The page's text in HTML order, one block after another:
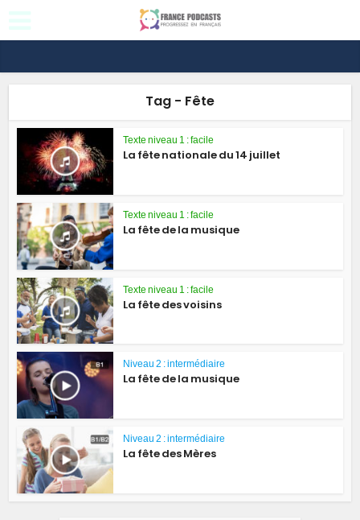
Tag - Fête
Texte niveau 1 : facile
La fête nationale du 14 juillet
Texte niveau 1 : facile
La fête de la musique
Texte niveau 1 : facile
La fête des voisins
Niveau 2 : intermédiaire
La fête de la musique
Niveau 2 : intermédiaire
La fête des Mères